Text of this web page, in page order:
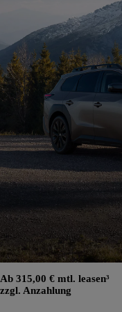
Ab 315,00 € mtl. leasen³
zzgl. Anzahlung